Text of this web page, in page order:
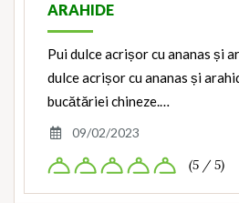
ARAHIDE
Pui dulce acrișor cu ananas și
dulce acrișor cu ananas și
bucătăriei chineze.…
09/02/2023
(5 / 5)